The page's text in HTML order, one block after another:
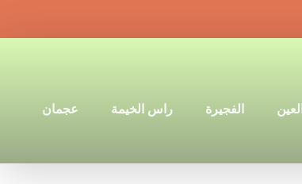
العين الفجيرة راس الخيمة عجمان